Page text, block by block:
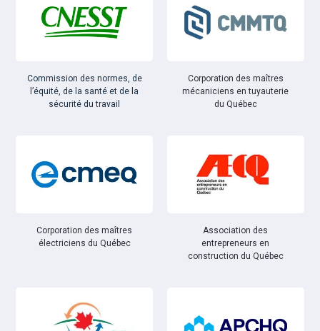
Commission des normes, de
l’équité, de la santé et de la
sécurité du travail
Corporation des maîtres
mécaniciens en tuyauterie
du Québec
Corporation des maîtres
électriciens du Québec
Association des
entrepreneurs en
construction du Québec